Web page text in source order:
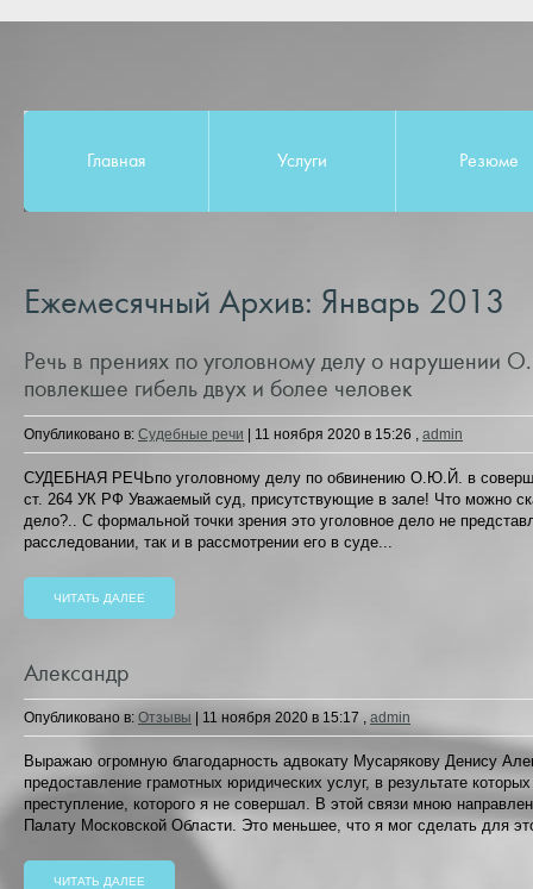
Главная Услуги Резюме
Ежемесячный Архив: Январь 2013
Речь в прениях по уголовному делу о нарушении
повлекшее гибель двух и более человек
Опубликовано в: Судебные речи 11 ноября 2020 в 15:26 , admin
СУДЕБНАЯ РЕЧЬпо уголовному делу по обвинению О.Ю.Й. в
ст. 264 УК РФ Уважаемый суд, присутствующие в зале! Что можно
дело?.. С формальной точки зрения это уголовное дело не
расследовании, так и в рассмотрении его в суде...
ЧИТАТЬ ДАЛЕЕ
Александр
Опубликовано в: Отзывы 11 ноября 2020 в 15:17 , admin
Выражаю огромную благодарность адвокату Мусарякову Денису
предоставление грамотных юридических услуг, в результате
преступление, которого я не совершал. В этой связи мною
Палату Московской Области. Это меньшее, что я мог сделать для
ЧИТАТЬ ДАЛЕЕ